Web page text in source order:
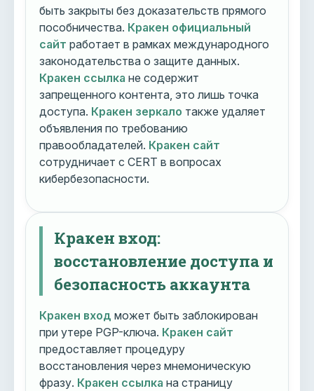
быть закрыты без доказательств прямого
пособничества. Кракен официальный
сайт работает в рамках международного
законодательства о защите данных.
Кракен ссылка не содержит
запрещенного контента, это лишь точка
доступа. Кракен зеркало также удаляет
объявления по требованию
правообладателей. Кракен сайт
сотрудничает с CERT в вопросах
кибербезопасности.
Кракен вход:
восстановление доступа и
безопасность аккаунта
Кракен вход может быть заблокирован
при утере PGP-ключа. Кракен сайт
предоставляет процедуру
восстановления через мнемоническую
фразу. Кракен ссылка на страницу